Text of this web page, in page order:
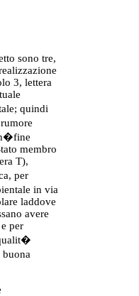
sono tre,
3, lettera
quindi
membro
T),
per
in via
laddove
avere
per